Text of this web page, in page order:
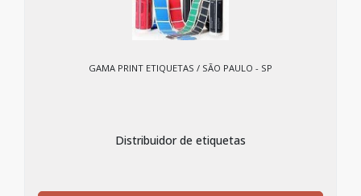
GAMA PRINT ETIQUETAS / SÃO PAULO - SP
Distribuidor de etiquetas